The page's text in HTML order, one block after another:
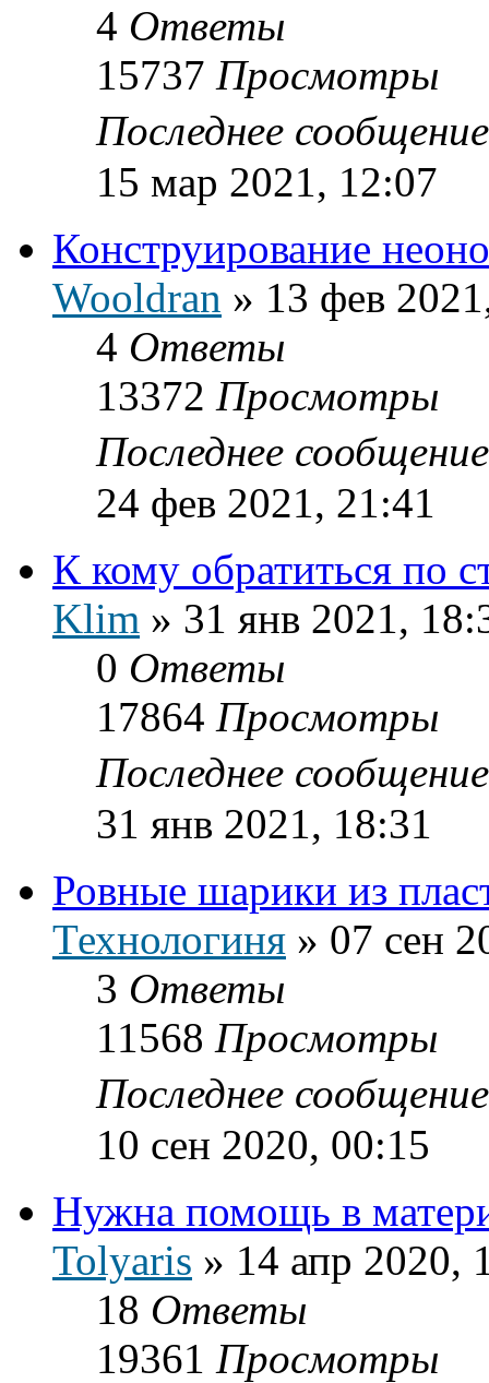
4 Ответы
15737 Просмотры
Последнее
15 мар 2021, 12:07
Конструирование
Wooldran » 13 фев
4 Ответы
13372 Просмотры
Последнее
24 фев 2021, 21:41
К кому обратиться по
Klim » 31 янв 2021,
0 Ответы
17864 Просмотры
Последнее
31 янв 2021, 18:31
Ровные шарики из
Технологиня » 07 сен
3 Ответы
11568 Просмотры
Последнее
10 сен 2020, 00:15
Нужна помощь в
Tolyaris » 14 апр 2020,
18 Ответы
19361 Просмотры